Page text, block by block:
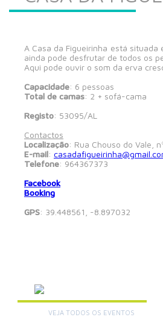
A Casa da Figueirinha está
ainda pode desfrutar de todos os
Aqui pode ouvir o som da erva
Capacidade: 6 pessoas
Total de camas: 2 + sofá-cama
Registo: 53095/AL
Contactos
Localização: Rua Chouso do Vale,
E-mail:
Telefone: 964367373
Facebook
Booking
GPS: 39.448561, -8.897032
VEJA TODOS OS EVENTOS